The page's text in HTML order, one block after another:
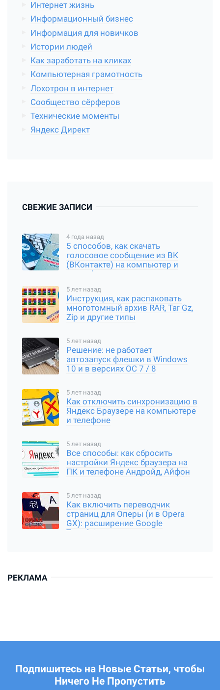
Интернет жизнь
Информационный бизнес
Информация для новичков
Истории людей
Как заработать на кликах
Компьютерная грамотность
Лохотрон в интернет
Сообщество сёрферов
Технические моменты
Яндекс Директ
СВЕЖИЕ ЗАПИСИ
4 года назад
5 способов, как скачать
голосовое сообщение из ВК
(ВКонтакте) на компьютер и
смартфон
5 лет назад
Инструкция, как распаковать
многотомный архив RAR, Tar Gz,
Zip и другие типы
5 лет назад
Решение: не работает
автозапуск флешки в Windows
10 и в версиях ОС 7 / 8
5 лет назад
Как отключить синхронизацию в
Яндекс Браузере на компьютере
и телефоне
5 лет назад
Все способы: как сбросить
настройки Яндекс браузера на
ПК и телефоне Андройд, Айфон
5 лет назад
Как включить переводчик
страниц для Оперы (и в Opera
GX): расширение Google
Translator
РЕКЛАМА
Подпишитесь на Новые Статьи, чтобы
Ничего Не Пропустить